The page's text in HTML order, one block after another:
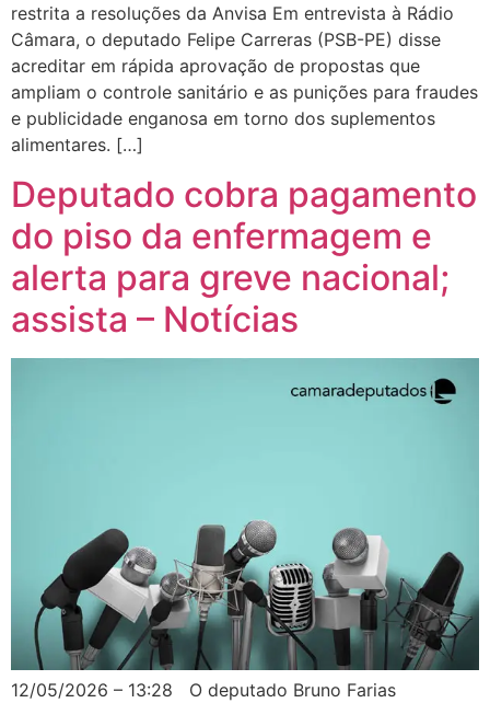
restrita a resoluções da Anvisa Em entrevista à Rádio
Câmara, o deputado Felipe Carreras (PSB-PE) disse
acreditar em rápida aprovação de propostas que
ampliam o controle sanitário e as punições para fraudes
e publicidade enganosa em torno dos suplementos
alimentares. […]
Deputado cobra pagamento
do piso da enfermagem e
alerta para greve nacional;
assista – Notícias
12/05/2026 – 13:28 O deputado Bruno Farias